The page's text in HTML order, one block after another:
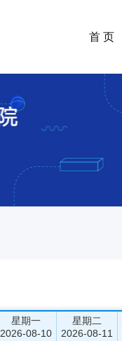
首 页
星期一
2026-08-10
星期二
2026-08-11